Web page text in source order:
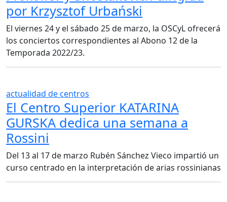
por Krzysztof Urbański
El viernes 24 y el sábado 25 de marzo, la OSCyL ofrecerá
los conciertos correspondientes al Abono 12 de la
Temporada 2022/23.
actualidad de centros
El Centro Superior KATARINA
GURSKA dedica una semana a
Rossini
Del 13 al 17 de marzo Rubén Sánchez Vieco impartió un
curso centrado en la interpretación de arias rossinianas